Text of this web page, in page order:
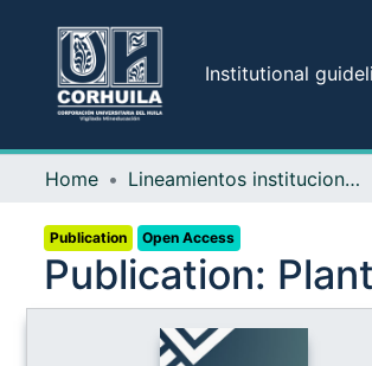
Institutional
Home Lineamientos institucionales
Publication Open Access
Publication: